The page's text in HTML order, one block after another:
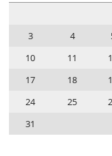
3
4
10
11
17
18
24
25
31